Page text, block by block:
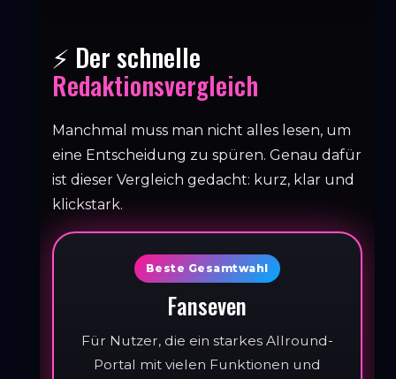
⚡ Der schnelle
Redaktionsvergleich
Manchmal muss man nicht alles lesen, um
eine Entscheidung zu spüren. Genau dafür
ist dieser Vergleich gedacht: kurz, klar und
klickstark.
Beste Gesamtwahl
Fanseven
Für Nutzer, die ein starkes Allround-
Portal mit vielen Funktionen und